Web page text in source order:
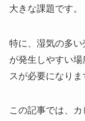
大きな課題です。
特に、湿気の多
が発生しやすい
スが必要になりま
この記事では、